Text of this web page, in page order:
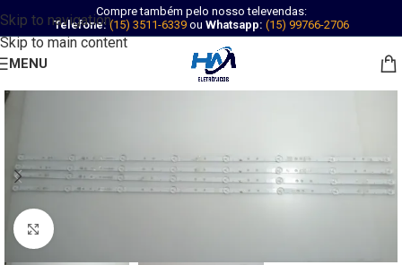
Skip to navigation
Skip to main content
Compre também pelo nosso televendas:
Telefone: (15) 3511-6339ou Whatsapp: (15) 99766-2706
MENU
Abrir imagem